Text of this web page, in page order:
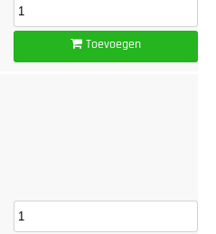
Toevoegen